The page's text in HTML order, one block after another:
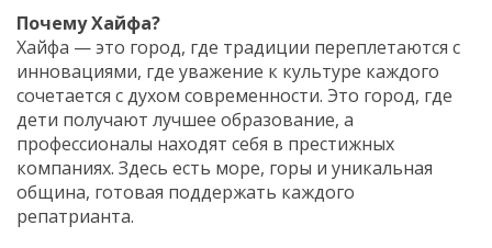
Почему Хайфа?
Хайфа — это город, где традиции переплетаются с
инновациями, где уважение к культуре каждого
сочетается с духом современности. Это город, где
дети получают лучшее образование, а
профессионалы находят себя в престижных
компаниях. Здесь есть море, горы и уникальная
община, готовая поддержать каждого
репатрианта.